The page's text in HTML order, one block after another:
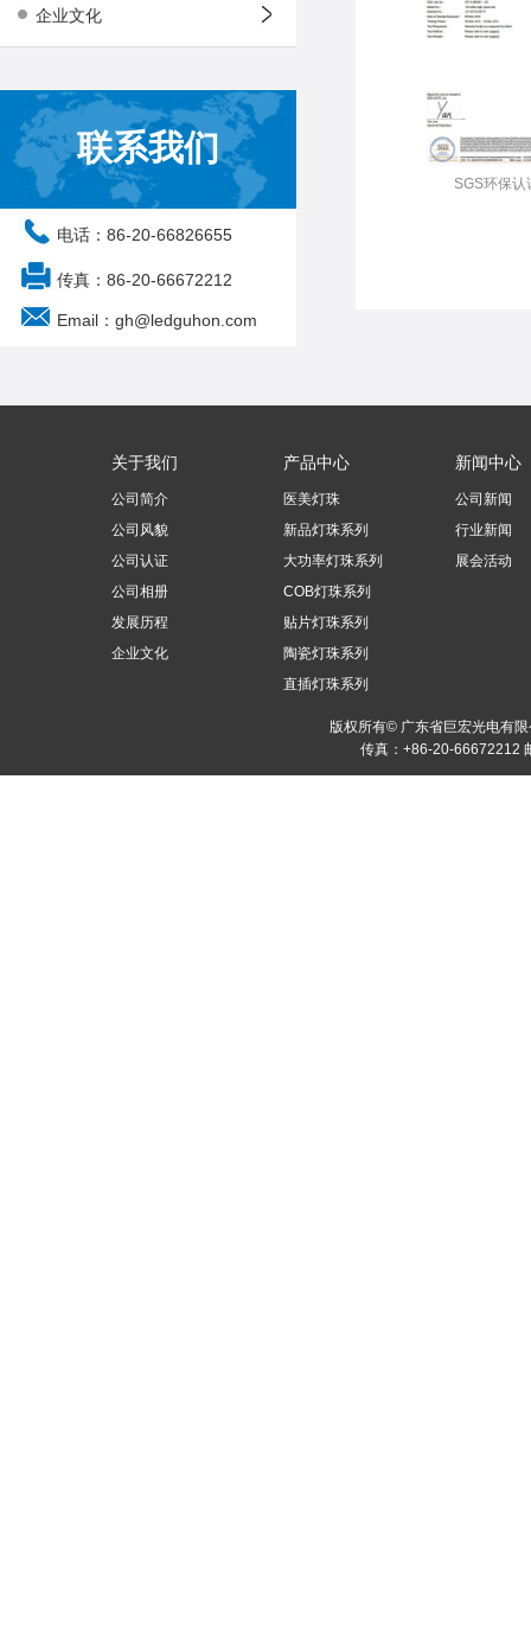
企业文化
联系我们
电话：86-20-66826655
传真：86-20-66672212
Email：gh@ledguhon.com
SGS环保认
关于我们
公司简介
公司风貌
公司认证
公司相册
发展历程
企业文化
产品中心
医美灯珠
新品灯珠系列
大功率灯珠系列
COB灯珠系列
贴片灯珠系列
陶瓷灯珠系列
直插灯珠系列
新闻中心
公司新闻
行业新闻
展会活动
版权所有© 广东省巨宏光电有
传真：+86-20-66672212